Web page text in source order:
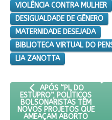
VIOLÊNCIA CONTRA MULHER
DESIGUALDADE DE GÊNERO
MATERNIDADE DESEJADA
BIBLIOTECA VIRTUAL DO
LIA ZANOTTA
ARTIGO ANTERIOR:
APÓS “PL DO
ESTUPRO”, POLÍTICOS
BOLSONARISTAS TÊM
NOVOS PROJETOS QUE
AMEAÇAM ABORTO